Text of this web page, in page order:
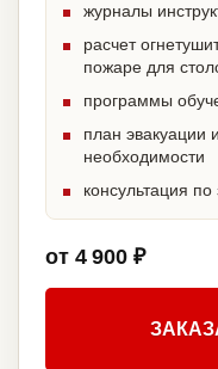
журналы
расчет
пожаре для
программы
план эвакуации
необходимости
консультация
от 4 900 ₽